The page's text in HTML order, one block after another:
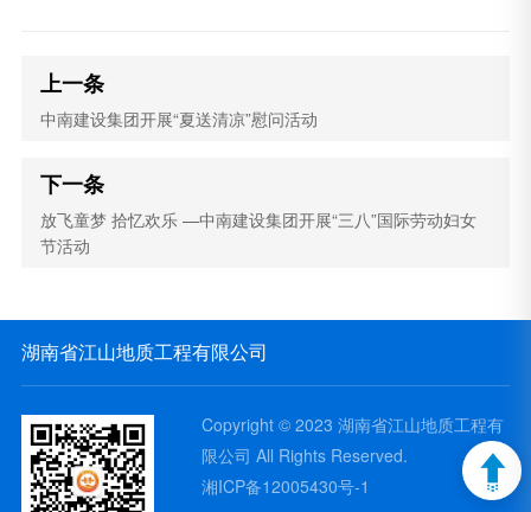
上一条
中南建设集团开展“夏送清凉”慰问活动
下一条
放飞童梦 拾忆欢乐 —中南建设集团开展“三八”国际劳动妇女
节活动
湖南省江山地质工程有限公司
Copyright © 2023 湖南省江山地质工程有
限公司 All Rights Reserved.
湘ICP备12005430号-1